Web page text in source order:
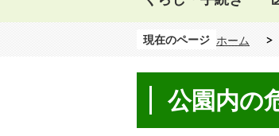
現在のページ ホーム
公園内の